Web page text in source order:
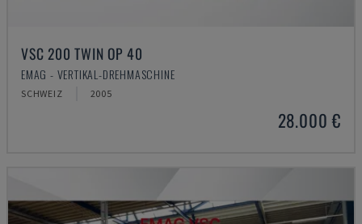
VSC 200 TWIN OP 40
EMAG - VERTIKAL-DREHMASCHINE
SCHWEIZ 2005
28.000 €